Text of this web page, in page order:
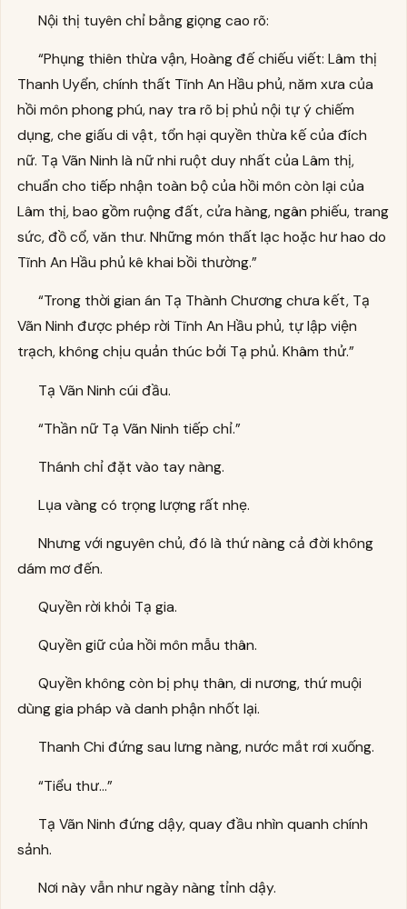
Nội thị tuyên chỉ bằng giọng cao rõ:
“Phụng thiên thừa vận, Hoàng đế chiếu viết: Lâm thị
Thanh Uyển, chính thất Tĩnh An Hầu phủ, năm xưa của
hồi môn phong phú, nay tra rõ bị phủ nội tự ý chiếm
dụng, che giấu di vật, tổn hại quyền thừa kế của đích
nữ. Tạ Vãn Ninh là nữ nhi ruột duy nhất của Lâm thị,
chuẩn cho tiếp nhận toàn bộ của hồi môn còn lại của
Lâm thị, bao gồm ruộng đất, cửa hàng, ngân phiếu, trang
sức, đồ cổ, văn thư. Những món thất lạc hoặc hư hao do
Tĩnh An Hầu phủ kê khai bồi thường.”
“Trong thời gian án Tạ Thành Chương chưa kết, Tạ
Vãn Ninh được phép rời Tĩnh An Hầu phủ, tự lập viện
trạch, không chịu quản thúc bởi Tạ phủ. Khâm thử.”
Tạ Vãn Ninh cúi đầu.
“Thần nữ Tạ Vãn Ninh tiếp chỉ.”
Thánh chỉ đặt vào tay nàng.
Lụa vàng có trọng lượng rất nhẹ.
Nhưng với nguyên chủ, đó là thứ nàng cả đời không
dám mơ đến.
Quyền rời khỏi Tạ gia.
Quyền giữ của hồi môn mẫu thân.
Quyền không còn bị phụ thân, di nương, thứ muội
dùng gia pháp và danh phận nhốt lại.
Thanh Chi đứng sau lưng nàng, nước mắt rơi xuống.
“Tiểu thư…”
Tạ Vãn Ninh đứng dậy, quay đầu nhìn quanh chính
sảnh.
Nơi này vẫn như ngày nàng tỉnh dậy.